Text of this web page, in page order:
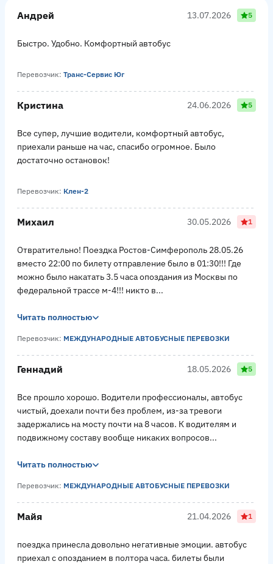
Андрей 13.07.2026 5
Быстро. Удобно. Комфортный автобус
Перевозчик: Транс-Сервис Юг
Кристина 24.06.2026 5
Все супер, лучшие водители, комфортный автобус,
приехали раньше на час, спасибо огромное. Было
достаточно остановок!
Перевозчик: Клен-2
Михаил 30.05.2026 1
Отвратительно! Поездка Ростов-Симферополь 28.05.26
вместо 22:00 по билету отправление было в 01:30!!! Где
можно было накатать 3.5 часа опоздания из Москвы по
федеральной трассе м-4!!! никто в...
Читать полностью
Перевозчик: МЕЖДУНАРОДНЫЕ АВТОБУСНЫЕ ПЕРЕВОЗКИ
Геннадий 18.05.2026 5
Все прошло хорошо. Водители профессионалы, автобус
чистый, доехали почти без проблем, из-за тревоги
задержались на мосту почти на 8 часов. К водителям и
подвижному составу вообще никаких вопросов...
Читать полностью
Перевозчик: МЕЖДУНАРОДНЫЕ АВТОБУСНЫЕ ПЕРЕВОЗКИ
Майя 21.04.2026 1
поездка принесла довольно негативные эмоции. автобус
приехал с опозданием в полтора часа. билеты были